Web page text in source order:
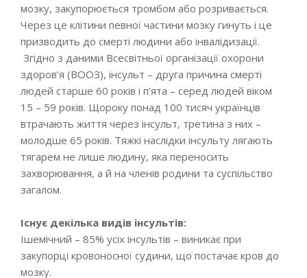
мозку, закупорюється тромбом або розривається.
Через це клітини певної частини мозку гинуть і це
призводить до смерті людини або інвалідизації.
Згідно з даними Всесвітньої організації охорони
здоров’я (ВООЗ), інсульт – друга причина смерті
людей старше 60 років і п’ята – серед людей віком
15 – 59 років. Щороку понад 100 тисяч українців
втрачають життя через інсульт, третина з них –
молодше 65 років. Тяжкі наслідки інсульту лягають
тягарем не лише людину, яка переносить
захворювання, а й на членів родини та суспільство
загалом.
Існує декілька видів інсультів:
Ішемічний – 85% усіх інсультів – виникає при
закупорці кровоносної судини, що постачає кров до
мозку.